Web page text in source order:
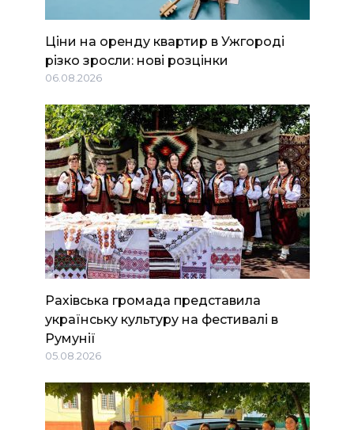
Ціни на оренду квартир в Ужгороді
різко зросли: нові розцінки
06.08.2026
Рахівська громада представила
українську культуру на фестивалі в
Румунії
05.08.2026